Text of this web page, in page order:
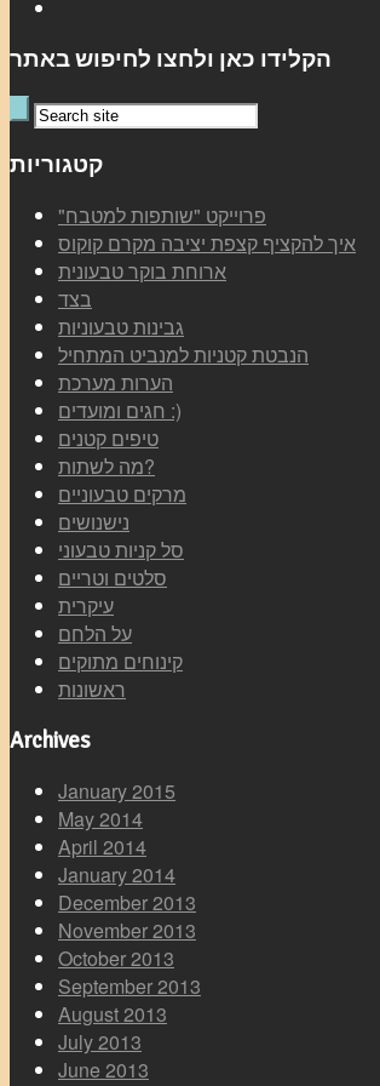
הקלידו כאן ולחצו לחיפוש באתר
קטגוריות
"פרוייקט "שותפות למטבח
איך להקציף קצפת יציבה מקרם קוקוס
ארוחת בוקר טבעונית
בצד
גבינות טבעוניות
הנבטת קטניות למנביט המתחיל
הערות מערכת
חגים ומועדים :)
טיפים קטנים
מה לשתות?
מרקים טבעוניים
נישנושים
סל קניות טבעוני
סלטים וטריים
עיקרית
על הלחם
קינוחים מתוקים
ראשונות
Archives
January 2015
May 2014
April 2014
January 2014
December 2013
November 2013
October 2013
September 2013
August 2013
July 2013
June 2013